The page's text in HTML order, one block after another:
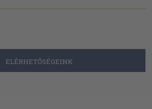
ELÉRHETŐSÉGEINK